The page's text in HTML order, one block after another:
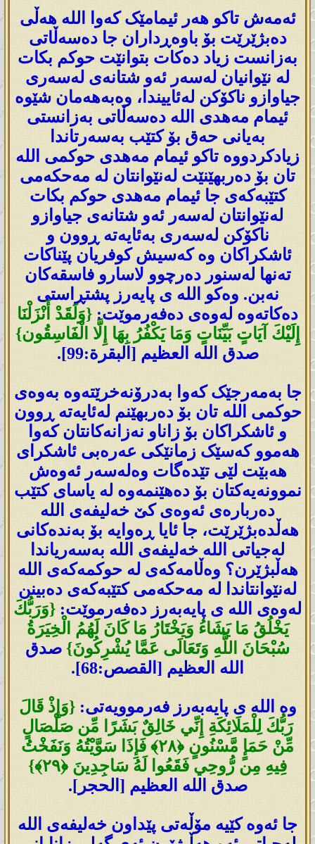
ئەمەش تاکو ھەر ئیمامێک کەوا اللە ھەڵی
دەبژێرێت بۆ باوەڕداران جا دەسەڵاتی
بەزانست زیاد دەکات بتوانێت حوکم بکات
لە نێوانیان لەسەر ئەو شتانەی لەسەری
جیاوازو ناکۆکن لەئاییندا، وەبەھەمان شێوە
ئیمام مەھدی اللە دەسەڵاتی بەزانستی
بەیانی حەق بۆ کتێب بەسەرتاندا
زیادکردووە تاکو ئیمام مەھدی حوکمی اللە
تان بۆ دەربهێنێت لەنێوانتان لە مەحکەمی
کتێبەکەی جا ئیمام مەھدی حوکم بکات
لەنێوانتان لەسەر ئەو شتانەی جیاوازو
ناکۆکن لەسەری بەئایەتە ڕوون و
ئاشکراکان وە کەسیش کوفریان پێناکات
تەنھا لەسنور دەرچوو لاسارو فاسقەکان
نەبن. وەکو اللە ی پایەرز پشتڕاستی
دەکاتەوە لەوەی دەفەرموێت: {وَلَقَدْ أَنْزَلْنَا
إِلَيْكَ آيَاتٍ بَيِّنَاتٍ وَمَا يَكْفُرُ بِهَا إِلَّا الْفَاسِقُون}
صدق الله العظيم [البقرة:99].
جا بەمەرجێک کەوا بەدرۆنەخرێتەوە به‌وه‌ی
حوکمی اللە تان بۆ دەربهێنم لەئایەتە ڕوون
و ئاشکراكان بۆ زاناو نەزانەکانتان کەوا
ھەموو کەسێک زمانێکی عەرەبی ئاشکرای
ھەبێت لێی تێدەگات وەلەسەر ئەوەش
نموونەیەکتان بۆ دەهێنمەوە لە یاسای کتێب
دەربارەی ئەوەی کێ خەلیفەی اللە
ھەڵدەبژێرێت، جا ئایا ڕەوایە بۆ بەندەکانی
لەجیاتی اللە خەلیفەی اللە بەسەریاندا
ھەڵبژێرن؟ وەڵامەکەی لە حوکمەکەی اللە
لەنێوانتاندا لە مەحکەمی کتێبەکەی دەبینن
لەوەی اللە ی پایەبەرز دەفەرموێت: {وَرَبُّكَ
يَخْلُقُ مَا يَشَاءُ وَيَخْتَارُ مَا كَانَ لَهُمُ الْخِيَرَةُ
سُبْحَانَ اللَّهِ وَتَعَالَى عَمَّا يُشْرِكُونَ} صدق
الله العظيم [القصص:68].
وە اللە ی پایەبەرز فەرموویەتی:{وَإِذْ قَالَ
رَ‌بُّكَ لِلْمَلَائِكَةِ إِنِّي خَالِقٌ بَشَرً‌ا مِّن صَلْصَالٍ
مِّنْ حَمَإٍ مَّسْنُونٍ ﴿٢٨﴾ فَإِذَا سَوَّيْتُهُ وَنَفَخْتُ
فِيهِ مِن رُّ‌وحِي فَقَعُوا لَهُ سَاجِدِينَ ﴿٢٩﴾}
صدق الله العظيم [الحجر].
جا ئەوە کێیە مۆڵەتی پێداون خەلیفەی اللە